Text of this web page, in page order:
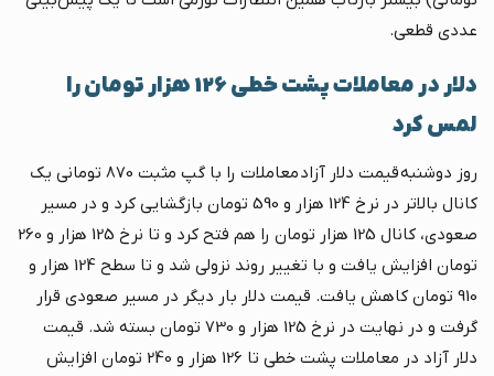
عددی قطعی.
دلار در معاملات پشت خطی 126 هزار تومان را
لمس کرد
روز دوشنبه قیمت دلار آزاد معاملات را با گپ مثبت 870 تومانی یک
کانال بالاتر در نرخ 124 هزار و 590 تومان بازگشایی کرد و در مسیر
صعودی، کانال 125 هزار تومان را هم فتح کرد و تا نرخ 125 هزار و 260
تومان افزایش یافت و با تغییر روند نزولی شد و تا سطح 124 هزار و
910 تومان کاهش یافت. قیمت دلار بار دیگر در مسیر صعودی قرار
گرفت و در نهایت در نرخ 125 هزار و 730 تومان بسته شد. قیمت
دلار آزاد در معاملات پشت خطی تا 126 هزار و 240 تومان افزایش